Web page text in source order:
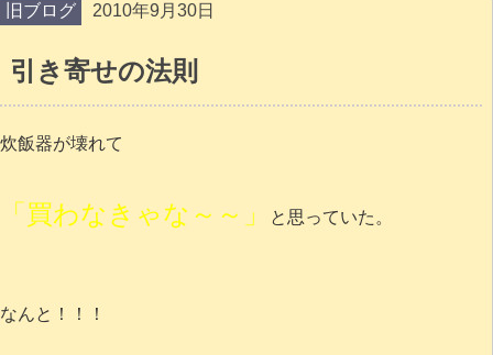
旧ブログ 2010年9月30日
引き寄せの法則
炊飯器が壊れて
「買わなきゃな～～」 と思っていた。
なんと！！！